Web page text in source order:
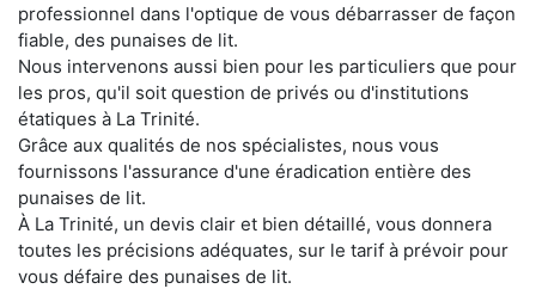
professionnel dans l'optique de vous débarrasser de façon
fiable, des punaises de lit.
Nous intervenons aussi bien pour les particuliers que pour
les pros, qu'il soit question de privés ou d'institutions
étatiques à La Trinité.
Grâce aux qualités de nos spécialistes, nous vous
fournissons l'assurance d'une éradication entière des
punaises de lit.
À La Trinité, un devis clair et bien détaillé, vous donnera
toutes les précisions adéquates, sur le tarif à prévoir pour
vous défaire des punaises de lit.